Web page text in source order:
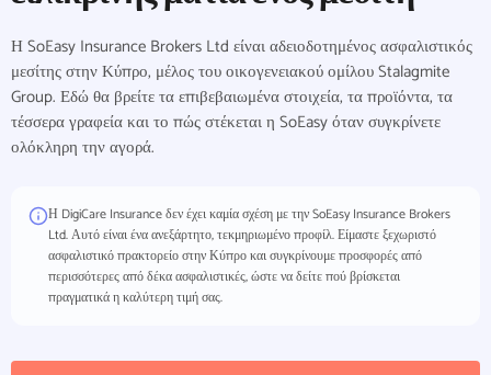
Η SoEasy Insurance Brokers Ltd είναι αδειοδοτημένος ασφαλιστικός
μεσίτης στην Κύπρο, μέλος του οικογενειακού ομίλου Stalagmite
Group. Εδώ θα βρείτε τα επιβεβαιωμένα στοιχεία, τα προϊόντα, τα
τέσσερα γραφεία και το πώς στέκεται η SoEasy όταν συγκρίνετε
ολόκληρη την αγορά.
Η DigiCare Insurance δεν έχει καμία σχέση με την SoEasy Insurance Brokers
Ltd. Αυτό είναι ένα ανεξάρτητο, τεκμηριωμένο προφίλ. Είμαστε ξεχωριστό
ασφαλιστικό πρακτορείο στην Κύπρο και συγκρίνουμε προσφορές από
περισσότερες από δέκα ασφαλιστικές, ώστε να δείτε πού βρίσκεται
πραγματικά η καλύτερη τιμή σας.